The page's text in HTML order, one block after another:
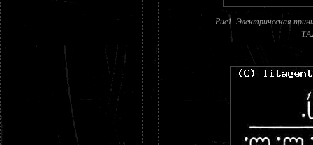
Рис1. Электрическая